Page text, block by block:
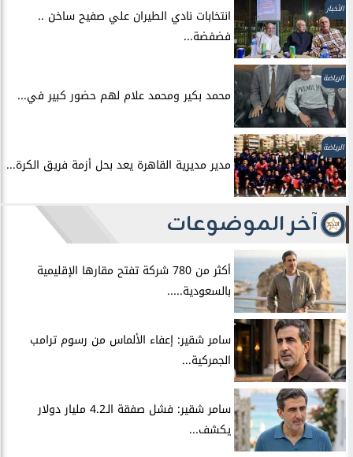
الأخبار
انتخابات نادي الطيران علي صفيح ساخن ..
فضفضة...
الرياضة
محمد بكير ومحمد علام لهم حضور كبير في...
الرياضة
مدير مديرية القاهرة يعد بحل أزمة فريق الكرة...
آخر الموضوعات
أكثر من 780 شركة تفتح مقارها الإقليمية
بالسعودية.....
سامر شقير: إعفاء الألماس من رسوم ترامب
الجمركية...
سامر شقير: فشل صفقة الـ4.2 مليار دولار
يكشف...